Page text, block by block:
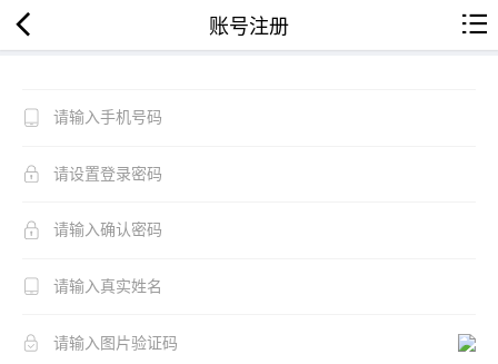
账号注册